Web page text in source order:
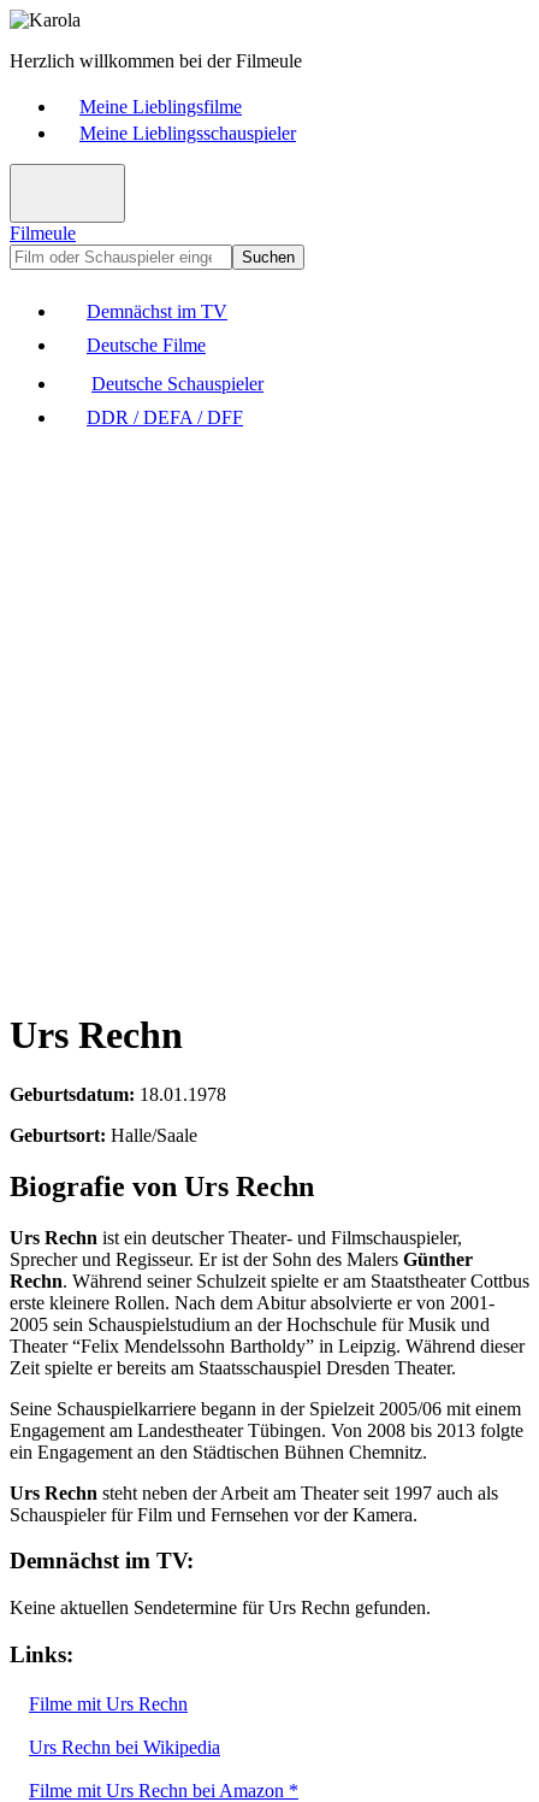
Herzlich willkommen bei der Filmeule
Meine Lieblingsfilme
Meine Lieblingsschauspieler
Filmeule
Suchen
Demnächst im TV
Deutsche Filme
Deutsche Schauspieler
DDR / DEFA / DFF
Urs Rechn
Geburtsdatum: 18.01.1978
Geburtsort: Halle/Saale
Biografie von Urs Rechn
Urs Rechn ist ein deutscher Theater- und Filmschauspieler,
Sprecher und Regisseur. Er ist der Sohn des Malers Günther
Rechn. Während seiner Schulzeit spielte er am Staatstheater Cottbus
erste kleinere Rollen. Nach dem Abitur absolvierte er von 2001-
2005 sein Schauspielstudium an der Hochschule für Musik und
Theater “Felix Mendelssohn Bartholdy” in Leipzig. Während dieser
Zeit spielte er bereits am Staatsschauspiel Dresden Theater.
Seine Schauspielkarriere begann in der Spielzeit 2005/06 mit einem
Engagement am Landestheater Tübingen. Von 2008 bis 2013 folgte
ein Engagement an den Städtischen Bühnen Chemnitz.
Urs Rechn steht neben der Arbeit am Theater seit 1997 auch als
Schauspieler für Film und Fernsehen vor der Kamera.
Demnächst im TV:
Keine aktuellen Sendetermine für Urs Rechn gefunden.
Links:
Filme mit Urs Rechn
Urs Rechn bei Wikipedia
Filme mit Urs Rechn bei Amazon *